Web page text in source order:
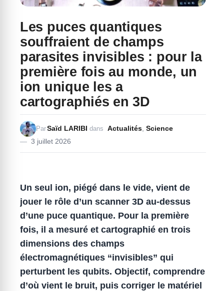
Les puces quantiques
souffraient de champs
parasites invisibles : pour la
première fois au monde, un
ion unique les a
cartographiés en 3D
3 juillet 2026
ParSaïd LARIBI dans Actualités Science
Un seul ion, piégé dans le vide, vient de
jouer le rôle d’un scanner 3D au-dessus
d’une puce quantique. Pour la première
fois, il a mesuré et cartographié en trois
dimensions des champs
électromagnétiques “invisibles” qui
perturbent les qubits. Objectif, comprendre
d’où vient le bruit, puis corriger le matériel